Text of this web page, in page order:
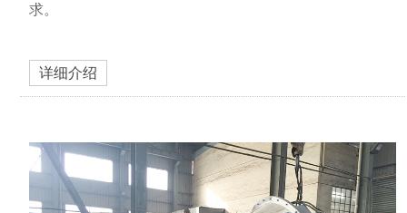
求。
详细介绍